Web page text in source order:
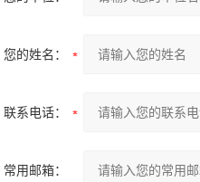
您的姓名：
联系电话：
常用邮箱：